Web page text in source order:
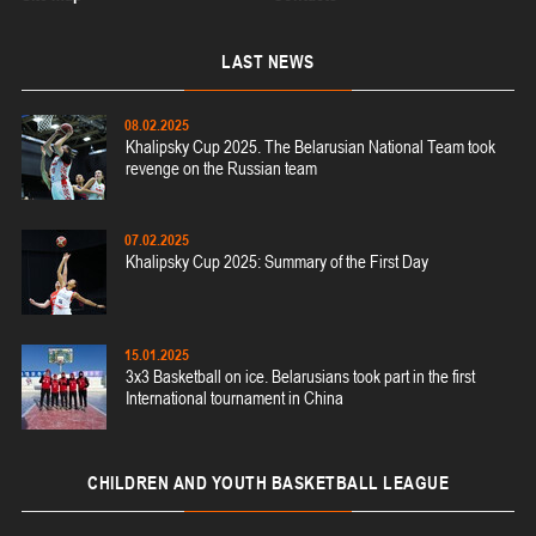
U-16, юноши
II тур – юноши 2010-2011 гг.р., дивизион 2 23-24 декабря 2025 г., г. Гродно, ул.
Врублевского, 92
23-24.12.2025
II тур – юноши 2012-2013 гг.р., дивизион 2 23-24 декабря 2025 г., г. Мосты, ул.
Зеленая, 86
U-14, девушки
II тур – девушки 2012-2013 гг.р., дивизион 1 21-22 декабря 2025 г., г. Гродно,
ул. Врублевского, 92
U-14, девушки
LAST NEWS
08.02.2025
Khalipsky Cup 2025. The Belarusian National Team took
revenge on the Russian team
07.02.2025
Khalipsky Cup 2025: Summary of the First Day
15.01.2025
3x3 Basketball on ice. Belarusians took part in the first
International tournament in China
CHILDREN AND YOUTH BASKETBALL LEAGUE